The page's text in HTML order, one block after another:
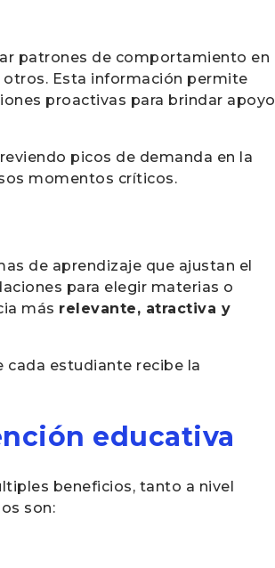
patrones de comportamiento en
Esta información permite
proactivas para brindar apoyo
picos de demanda en la
momentos críticos.
de aprendizaje que ajustan el
para elegir materias o
más relevante, atractiva y
cada estudiante recibe la
educativa
beneficios, tanto a nivel
son: